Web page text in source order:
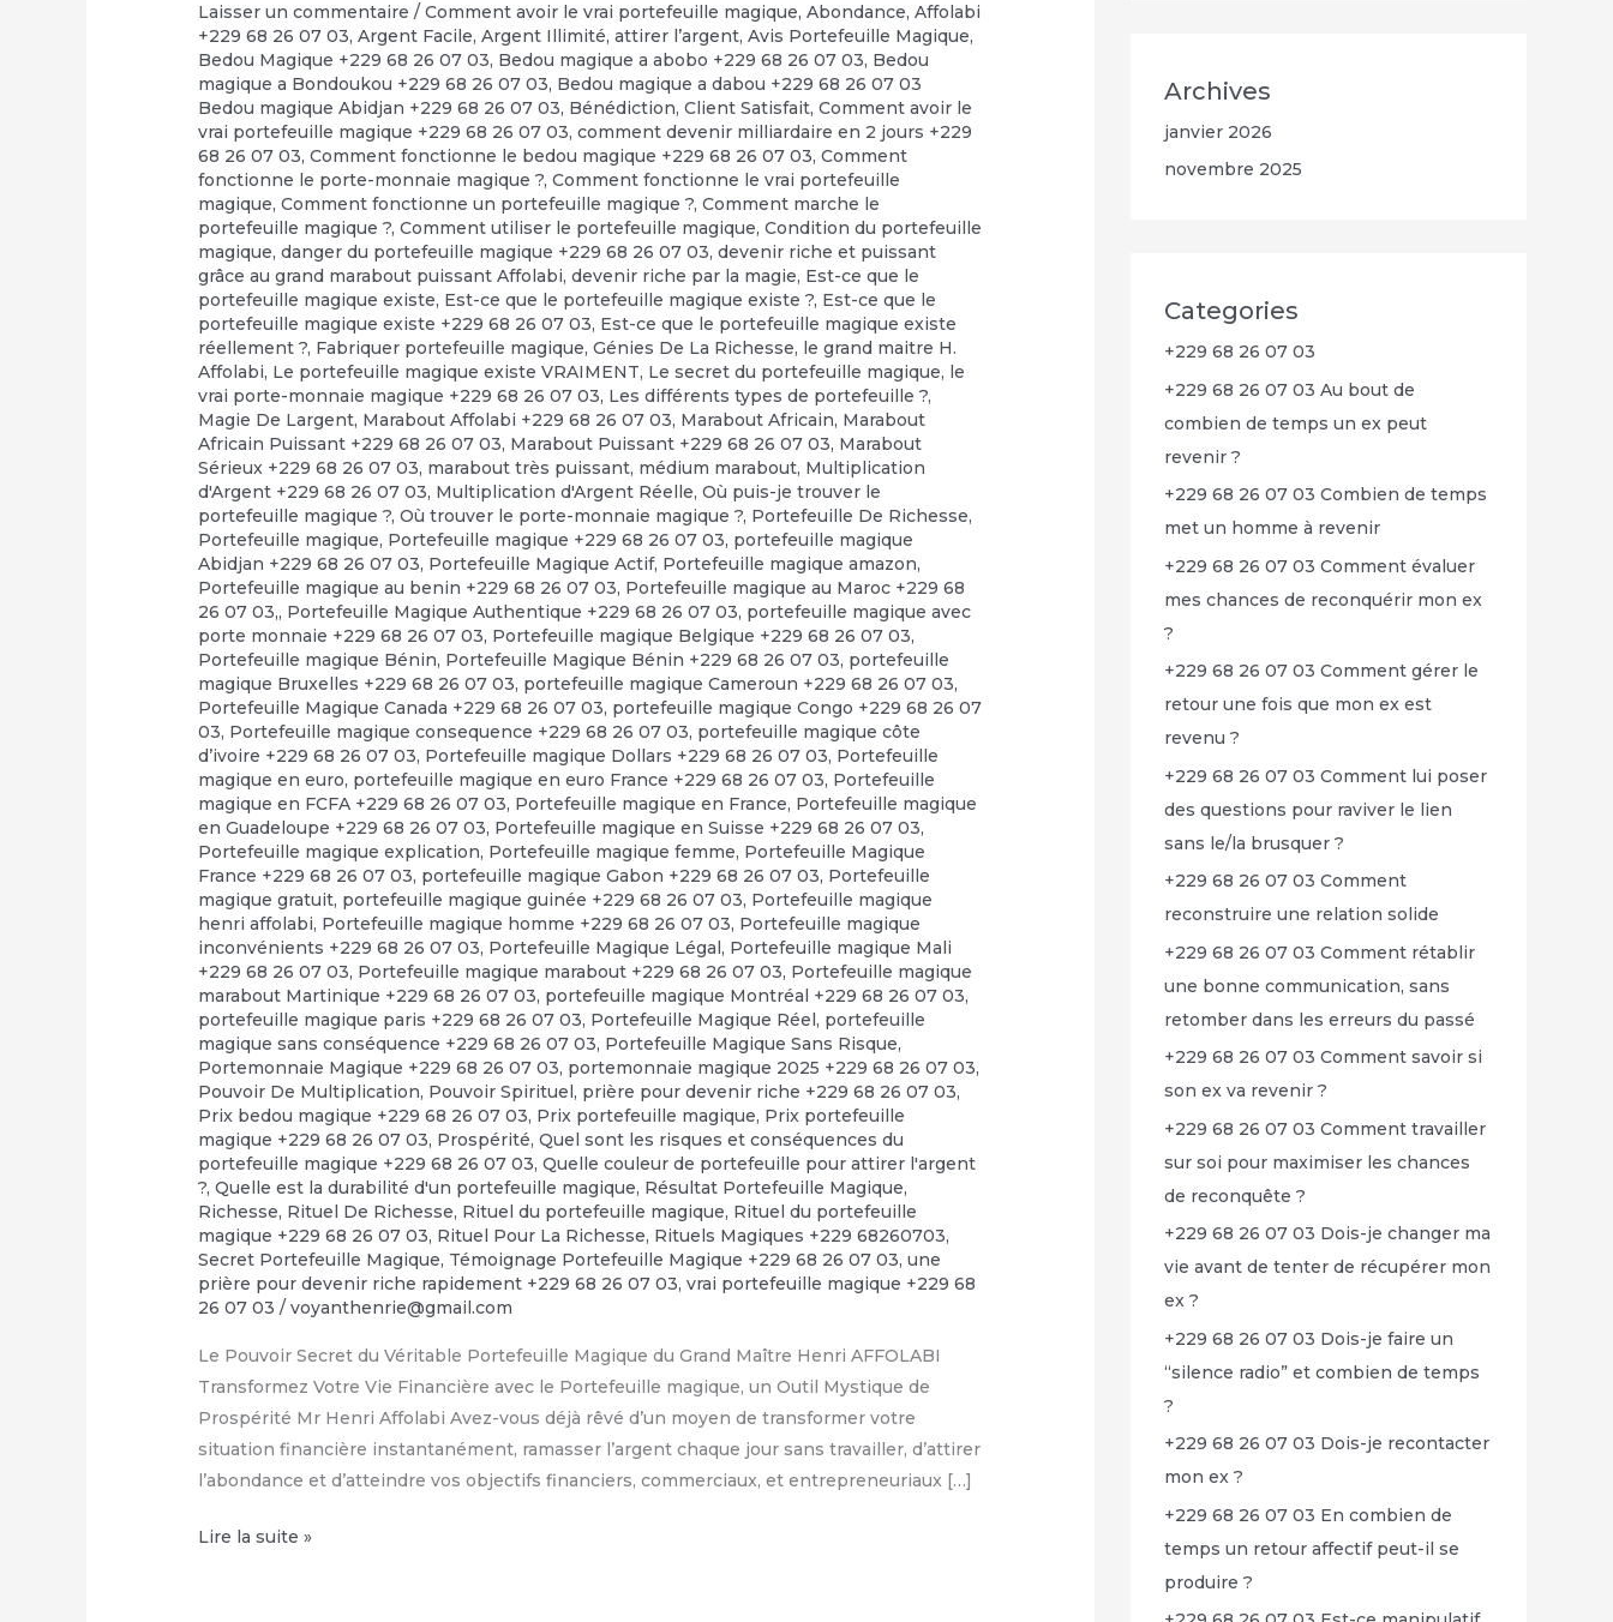
Laisser un commentaire /Comment avoir le vrai portefeuille magique,Abondance,Affolabi
+229 68 26 07 03,Argent Facile,Argent Illimité,attirer l’argent,Avis Portefeuille Magique,
Bedou Magique +229 68 26 07 03, Bedou magique a abobo +229 68 26 07 03, Bedou
magique a Bondoukou +229 68 26 07 03, Bedou magique a dabou +229 68 26 07 03
Bedou magique Abidjan +229 68 26 07 03, Bénédiction,Client Satisfait,Comment avoir le
vrai portefeuille magique +229 68 26 07 03,comment devenir milliardaire en 2 jours +229
68 26 07 03,Comment fonctionne le bedou magique +229 68 26 07 03,Comment
fonctionne le porte-monnaie magique ?,Comment fonctionne le vrai portefeuille
magique,Comment fonctionne un portefeuille magique ?,Comment marche le
portefeuille magique ?,Comment utiliser le portefeuille magique,Condition du portefeuille
magique,danger du portefeuille magique +229 68 26 07 03,devenir riche et puissant
grâce au grand marabout puissant Affolabi,devenir riche par la magie, Est-ce que le
portefeuille magique existe, Est-ce que le portefeuille magique existe ?, Est-ce que le
portefeuille magique existe +229 68 26 07 03, Est-ce que le portefeuille magique existe
réellement ?, Fabriquer portefeuille magique,Génies De La Richesse, le grand maitre H.
Affolabi, Le portefeuille magique existe VRAIMENT, Le secret du portefeuille magique, le
vrai porte-monnaie magique +229 68 26 07 03, Les différents types de portefeuille ?,
Magie De Largent, Marabout Affolabi +229 68 26 07 03, Marabout Africain, Marabout
Africain Puissant +229 68 26 07 03, Marabout Puissant +229 68 26 07 03, Marabout
Sérieux +229 68 26 07 03, marabout très puissant, médium marabout, Multiplication
d'Argent +229 68 26 07 03, Multiplication d'Argent Réelle,Où puis-je trouver le
portefeuille magique ?,Où trouver le porte-monnaie magique ?, Portefeuille De Richesse,
Portefeuille magique, Portefeuille magique +229 68 26 07 03, portefeuille magique
Abidjan +229 68 26 07 03, Portefeuille Magique Actif, Portefeuille magique amazon,
Portefeuille magique au benin +229 68 26 07 03, Portefeuille magique au Maroc +229 68
26 07 03,, Portefeuille Magique Authentique +229 68 26 07 03, portefeuille magique avec
porte monnaie +229 68 26 07 03, Portefeuille magique Belgique +229 68 26 07 03,
Portefeuille magique Bénin, Portefeuille Magique Bénin +229 68 26 07 03, portefeuille
magique Bruxelles +229 68 26 07 03, portefeuille magique Cameroun +229 68 26 07 03,
Portefeuille Magique Canada +229 68 26 07 03, portefeuille magique Congo +229 68 26 07
03, Portefeuille magique consequence +229 68 26 07 03, portefeuille magique côte
d’ivoire +229 68 26 07 03, Portefeuille magique Dollars +229 68 26 07 03, Portefeuille
magique en euro, portefeuille magique en euro France +229 68 26 07 03, Portefeuille
magique en FCFA +229 68 26 07 03, Portefeuille magique en France, Portefeuille magique
en Guadeloupe +229 68 26 07 03, Portefeuille magique en Suisse +229 68 26 07 03,
Portefeuille magique explication, Portefeuille magique femme, Portefeuille Magique
France +229 68 26 07 03, portefeuille magique Gabon +229 68 26 07 03, Portefeuille
magique gratuit, portefeuille magique guinée +229 68 26 07 03, Portefeuille magique
henri affolabi, Portefeuille magique homme +229 68 26 07 03, Portefeuille magique
inconvénients +229 68 26 07 03, Portefeuille Magique Légal, Portefeuille magique Mali
+229 68 26 07 03, Portefeuille magique marabout +229 68 26 07 03, Portefeuille magique
marabout Martinique +229 68 26 07 03, portefeuille magique Montréal +229 68 26 07 03,
portefeuille magique paris +229 68 26 07 03, Portefeuille Magique Réel, portefeuille
magique sans conséquence +229 68 26 07 03, Portefeuille Magique Sans Risque,
Portemonnaie Magique +229 68 26 07 03, portemonnaie magique 2025 +229 68 26 07 03,
Pouvoir De Multiplication, Pouvoir Spirituel, prière pour devenir riche +229 68 26 07 03,
Prix bedou magique +229 68 26 07 03, Prix portefeuille magique, Prix portefeuille
magique +229 68 26 07 03, Prospérité,Quel sont les risques et conséquences du
portefeuille magique +229 68 26 07 03,Quelle couleur de portefeuille pour attirer l'argent
?,Quelle est la durabilité d'un portefeuille magique, Résultat Portefeuille Magique,
Richesse, Rituel De Richesse, Rituel du portefeuille magique, Rituel du portefeuille
magique +229 68 26 07 03, Rituel Pour La Richesse, Rituels Magiques +229 68260703,
Secret Portefeuille Magique, Témoignage Portefeuille Magique +229 68 26 07 03,une
prière pour devenir riche rapidement +229 68 26 07 03,vrai portefeuille magique +229 68
26 07 03 /voyanthenrie@gmail.com
Le Pouvoir Secret du Véritable Portefeuille Magique du Grand Maître Henri AFFOLABI
Transformez Votre Vie Financière avec le Portefeuille magique, un Outil Mystique de
Prospérité Mr Henri Affolabi Avez-vous déjà rêvé d’un moyen de transformer votre
situation financière instantanément, ramasser l’argent chaque jour sans travailler, d’attirer
l’abondance et d’atteindre vos objectifs financiers, commerciaux, et entrepreneuriaux […]
Comment
Lire la suite »
Archives
janvier 2026
novembre 2025
Categories
+229 68 26 07 03
+229 68 26 07 03 Au bout de
combien de temps un ex peut
revenir ?
+229 68 26 07 03 Combien de temps
met un homme à revenir
+229 68 26 07 03 Comment évaluer
mes chances de reconquérir mon ex
?
+229 68 26 07 03 Comment gérer le
retour une fois que mon ex est
revenu ?
+229 68 26 07 03 Comment lui poser
des questions pour raviver le lien
sans le/la brusquer ?
+229 68 26 07 03 Comment
reconstruire une relation solide
+229 68 26 07 03 Comment rétablir
une bonne communication, sans
retomber dans les erreurs du passé
+229 68 26 07 03 Comment savoir si
son ex va revenir ?
+229 68 26 07 03 Comment travailler
sur soi pour maximiser les chances
de reconquête ?
+229 68 26 07 03 Dois-je changer ma
vie avant de tenter de récupérer mon
ex ?
+229 68 26 07 03 Dois-je faire un
“silence radio” et combien de temps
?
+229 68 26 07 03 Dois-je recontacter
mon ex ?
+229 68 26 07 03 En combien de
temps un retour affectif peut-il se
produire ?